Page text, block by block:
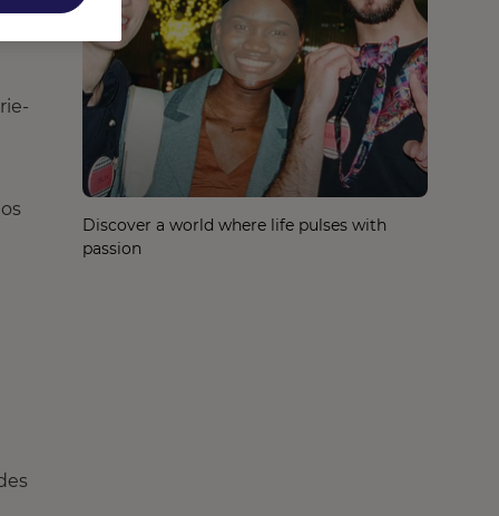
Discover a world where life pulses with
passion